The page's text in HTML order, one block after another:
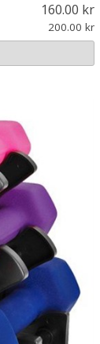
160.00
200.00